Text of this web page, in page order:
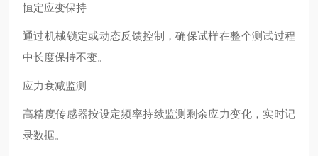
恒定应变保持
通过机械锁定或动态反馈控制，确保试样在整个测试过程
中长度保持不变。
应力衰减监测
高精度传感器按设定频率持续监测剩余应力变化，实时记
录数据。